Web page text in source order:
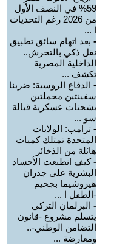
59% في النصف الأول
من 2026 رغم التحديات
ا ...
- بعد اتهام سائق تطبيق
نقل ذكي بالتحرش..
الداخلية المصرية
تكشف ...
- الدفاع الروسية: ضربنا
سفينتين محملتين
بشحنات عسكرية قبالة
سو ...
- ترامب: الولايات
المتحدة تمتلك كميات
هائلة من الذخائر
-كيف انطبعت الأجساد
البشرية على جدران
هيروشيما بجحيم
-الطفل ا ...
- البرلمان التركي
يتسلم مشروع -قانون
التضامن الوطني-..
ومعارضة ...